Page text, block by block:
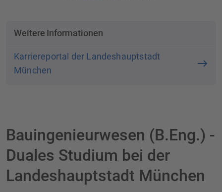
Weitere Informationen
Karriereportal der Landeshauptstadt
München
Bauingenieurwesen (B.Eng.) -
Duales Studium bei der
Landeshauptstadt München